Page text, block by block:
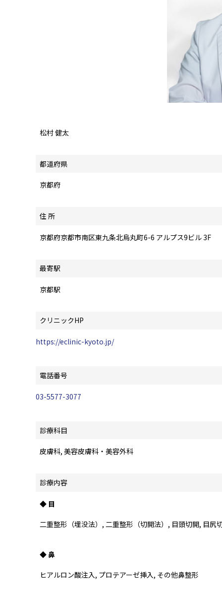
松村 健太
都道府県
京都府
住 所
京都府京都市南区東九条北烏丸町6-6 アルプス9ビル 3F
最寄駅
京都駅
クリニックHP
https://eclinic-kyoto.jp/
電話番号
03-5577-3077
診療科目
皮膚科, 美容皮膚科・美容外科
診療内容
◆ 目
二重整形（埋没法）, 二重整形（切開法）, 目頭切開, 目
◆ 鼻
ヒアルロン酸注入, プロテアーゼ挿入, その他鼻整形